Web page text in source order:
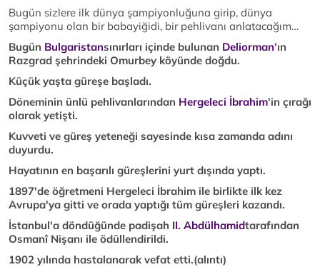
Bugün sizlere ilk dünya şampiyonluğuna girip, dünya
şampiyonu olan bir babayiğidi, bir pehlivanı anlatacağım…
Bugün Bulgaristansınırları içinde bulunan Deliorman'ın
Razgrad şehrindeki Omurbey köyünde doğdu.
Küçük yaşta güreşe başladı.
Döneminin ünlü pehlivanlarından Hergeleci İbrahim'in çırağı
olarak yetişti.
Kuvveti ve güreş yeteneği sayesinde kısa zamanda adını
duyurdu.
Hayatının en başarılı güreşlerini yurt dışında yaptı.
1897'de öğretmeni Hergeleci İbrahim ile birlikte ilk kez
Avrupa'ya gitti ve orada yaptığı tüm güreşleri kazandı.
İstanbul'a döndüğünde padişah II. Abdülhamidtarafından
Osmanî Nişanı ile ödüllendirildi.
1902 yılında hastalanarak vefat etti.(alıntı)